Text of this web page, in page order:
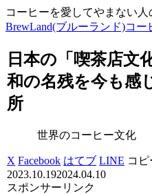
コーヒーを愛してやまない
BrewLand(ブルーランド)コー
日本の「喫茶店文
和の名残を今も感
所
世界のコーヒー文化
X Facebook はてブ LINE コピ
2023.10.192024.04.10
スポンサーリンク